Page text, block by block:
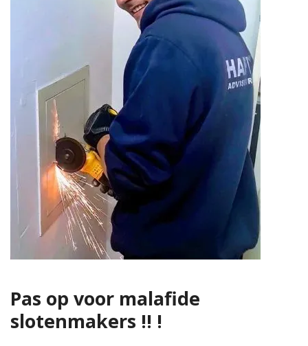
Pas op voor malafide
slotenmakers !! !